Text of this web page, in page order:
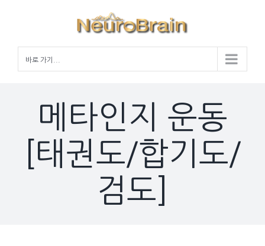
바로 가기...
메타인지 운동
[태권도/합기도/
검도]